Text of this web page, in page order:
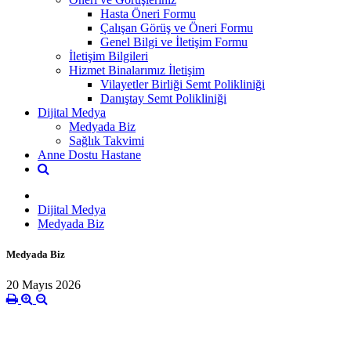
Hasta Öneri Formu
Çalışan Görüş ve Öneri Formu
Genel Bilgi ve İletişim Formu
İletişim Bilgileri
Hizmet Binalarımız İletişim
Vilayetler Birliği Semt Polikliniği
Danıştay Semt Polikliniği
Dijital Medya
Medyada Biz
Sağlık Takvimi
Anne Dostu Hastane
Dijital Medya
Medyada Biz
Medyada Biz
20 Mayıs 2026